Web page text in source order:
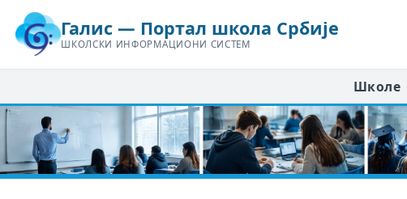
Галис — Портал школа Србије
ШКОЛСКИ ИНФОРМАЦИОНИ СИСТЕМ
Школе